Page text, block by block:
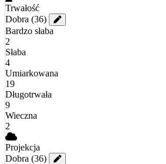
Trwałość
Dobra (36)
Bardzo słaba
2
Słaba
4
Umiarkowana
19
Długotrwała
9
Wieczna
2
Projekcja
Dobra (36)